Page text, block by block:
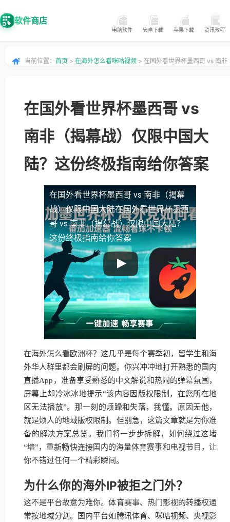
软件商店
电脑软件 安卓下载 苹果下载 资讯教程
当前位置： 首页 > 在海外怎么看咪咕视频 > 在国外看世界杯墨西哥 vs 南非
在国外看世界杯墨西哥 vs
南非（揭幕战）仅限中国大
陆？这份终极指南给你答案
在国外看世界杯墨西哥 vs 南非（揭幕
战）仅限中国大陆在国外看世界杯墨西
哥 vs 南非（揭幕战）仅限中国大陆？
这份终极指南给你答案
在海外怎么看欧洲杯？这几乎是每个赛季初，留学生和海
外华人群里都会刷屏的问题。你兴冲冲地打开熟悉的国内
直播App，准备享受熟悉的中文解说和热闹的弹幕氛围，
屏幕上却冷冰冰地提示“该内容因版权限制，在您所在地
区无法播放”。那一刻的烦躁和失落，我懂。原因无他，
就是烦人的地域版权限制。但别急，这篇文章就是为你准
备的解决方案总览。我们将一步步拆解，如何绕过这堵
“墙”，重新畅快连接国内的海量体育赛事和电视节目，让
你不错过任何一个精彩瞬间。
为什么你的海外IP被拒之门外？
这不是平台故意为难你。体育赛事、热门影视的转播权通
常按地域分割。国内平台如腾讯体育、咪咕视频、央视影